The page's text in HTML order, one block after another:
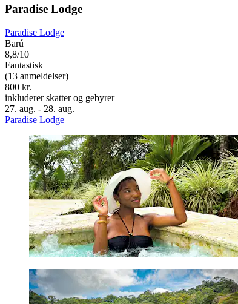
Paradise Lodge
Paradise Lodge
Barú
8,8/10
Fantastisk
(13 anmeldelser)
800 kr.
inkluderer skatter og gebyrer
27. aug. - 28. aug.
Paradise Lodge